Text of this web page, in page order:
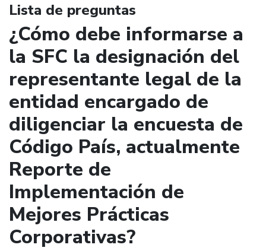
Lista de preguntas
¿Cómo debe informarse a
la SFC la designación del
representante legal de la
entidad encargado de
diligenciar la encuesta de
Código País, actualmente
Reporte de
Implementación de
Mejores Prácticas
Corporativas?